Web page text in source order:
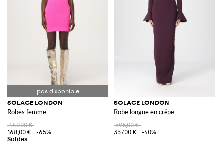
SOLACE LONDON
Robes femme
480,00 €
168,00 €
-65%
SOLACE LONDON
Robe longue en crêpe
595,00 €
357,00 €
-40%